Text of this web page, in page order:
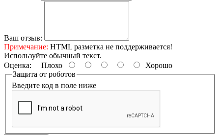
Ваш отзыв:
Примечание: HTML разметка не поддерживается!
Используйте обычный текст.
Оценка: Плохо
Хорошо
Защита от роботов
Введите код в поле ниже